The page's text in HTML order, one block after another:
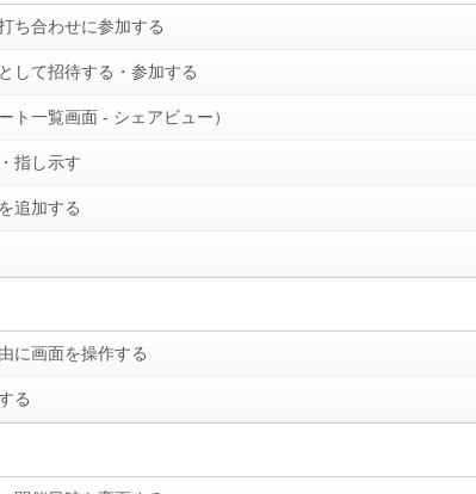
ち合わせに参加する
して招待する・参加する
ト一覧画面 - シェアビュー）
指し示す
追加する
に画面を操作する
る